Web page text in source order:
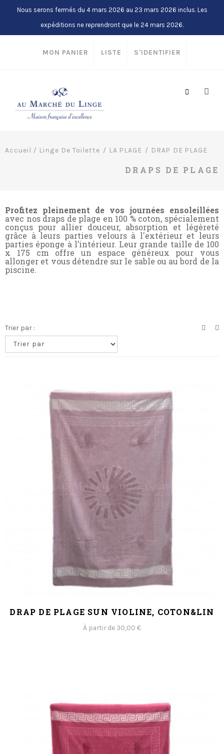
Nous serons fermés du 4 mars 2026 au 23 mars 2026 inclus. Les
expéditions ne reprendront que le 24 mars 2026.
MON PANIER LISTE S'IDENTIFIER
Accueil / Linge De Toilette LA PLAGE DRAP DE PLAGE
DRAPS DE PLAGE
Profitez pleinement de vos journées ensoleillées
avec nos draps de plage en 100 % coton, spécialement
conçus pour allier douceur, absorption et légèreté
grâce à leurs parties velours à l'extérieur et leurs
parties éponge à l’intérieur. Leur grande taille de 100
x 175 cm offre un espace généreux pour vous
allonger et vous détendre sur le sable ou au bord de la
piscine.
Trier par :
DRAP DE PLAGE SUN VIOLINE, COTON&LIN
À partir de 30,00 €